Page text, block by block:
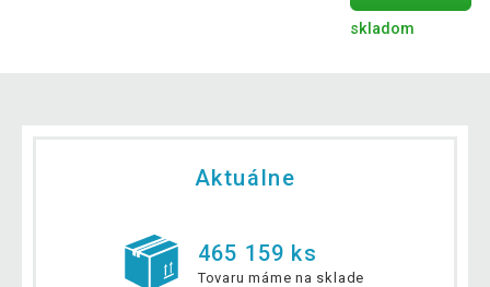
skladom
Aktuálne
465 159 ks
Tovaru máme na sklade